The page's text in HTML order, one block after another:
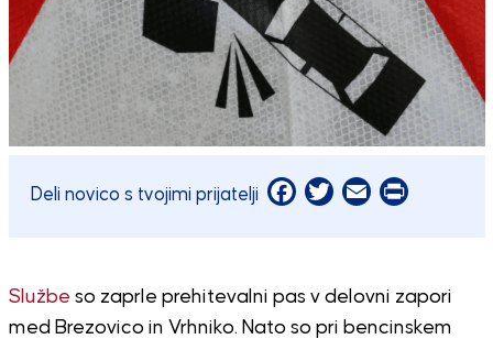
Deli novico s tvojimi prijatelji Facebook
Twitter
EmailPrint
Službe so zaprle prehitevalni pas v delovni zapori
med Brezovico in Vrhniko. Nato so pri bencinskem